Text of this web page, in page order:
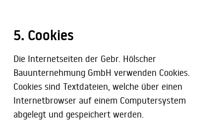
5. Cookies
Die Internetseiten der Gebr. Hölscher
Bauunternehmung GmbH verwenden Cookies.
Cookies sind Textdateien, welche über einen
Internetbrowser auf einem Computersystem
abgelegt und gespeichert werden.